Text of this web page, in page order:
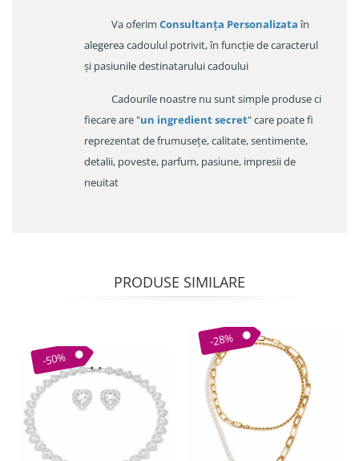
Va oferim Consultanța Personalizataîn
alegerea cadoulul potrivit, în funcție de caracterul
și pasiunile destinatarului cadoului
Cadourile noastre nu sunt simple produse ci
fiecare are "un ingredient secret" care poate fi
reprezentat de frumusețe, calitate, sentimente,
detalii, poveste, parfum, pasiune, impresii de
neuitat
PRODUSE SIMILARE
-50%
-28%